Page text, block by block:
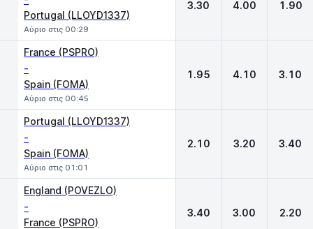
Portugal (LLOYD1337)
Αύριο στις 00:29
3.30 4.00 1.90
France (PSPRO)
-
Spain (FOMA)
Αύριο στις 00:45
1.95 4.10 3.10
Portugal (LLOYD1337)
-
Spain (FOMA)
Αύριο στις 01:01
2.10 3.20 3.40
England (POVEZLO)
-
France (PSPRO)
3.40 3.00 2.20